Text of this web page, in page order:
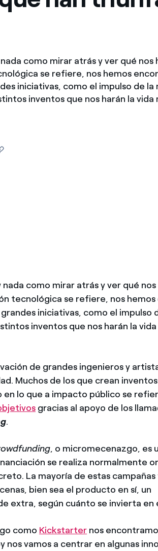
y Pymes
comunidades de propietarios?
como mirar atrás y ver qué nos
se refiere, nos hemos
iniciativas, como el impulso de la
inventos que nos harán la vida
como mirar atrás y ver qué
tecnológica se refiere, nos
iniciativas, como el impulso
inventos que nos harán la
de grandes ingenieros y
Muchos de los que crean
lo que a impacto público se
gracias al apoyo de los
.
, o micromecenazgo, es
se realiza normalmente
La mayoría de estas
bien sea el producto en sí, un
extra, según cuánto se invierta en
como Kickstarter nos
vamos a centrar en algunas